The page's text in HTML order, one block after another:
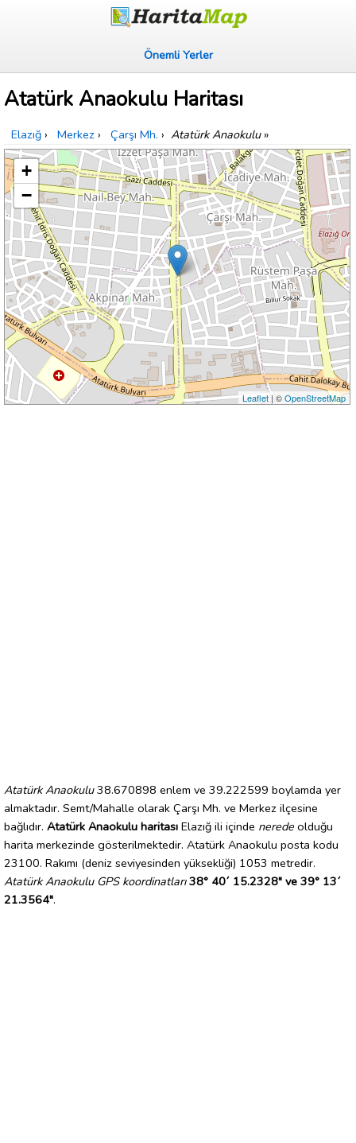
Önemli Yerler
Atatürk Anaokulu Haritası
Elazığ › Merkez › Çarşı Mh. › Atatürk Anaokulu»
+
−
Leaflet| ©OpenStreetMap
Atatürk Anaokulu38.670898 enlem ve 39.222599 boylamda yer
almaktadır. Semt/Mahalle olarak Çarşı Mh. ve Merkez ilçesine
bağlıdır. Atatürk Anaokulu haritası Elazığ ili içinde nerede olduğu
harita merkezinde gösterilmektedir. Atatürk Anaokulu posta kodu
23100. Rakımı (deniz seviyesinden yüksekliği) 1053 metredir.
Atatürk Anaokulu GPS koordinatları 38° 40´ 15.2328" ve 39° 13´
21.3564".